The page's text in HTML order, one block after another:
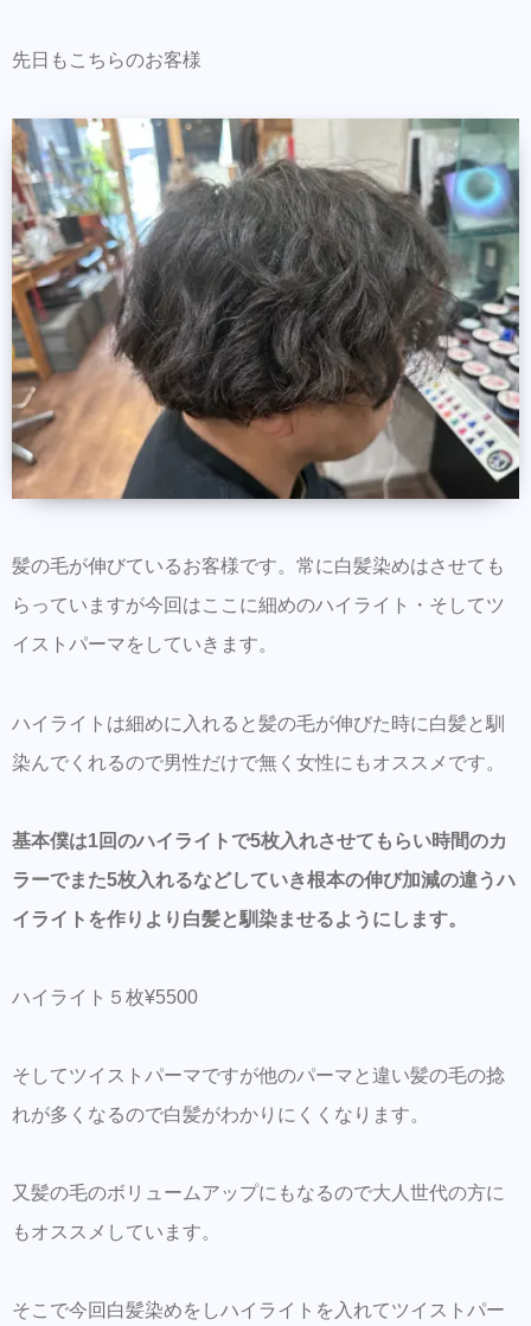
先日もこちらのお客様
髪の毛が伸びているお客様です。常に白髪染めはさせても
らっていますが今回はここに細めのハイライト・そしてツ
イストパーマをしていきます。
ハイライトは細めに入れると髪の毛が伸びた時に白髪と馴
染んでくれるので男性だけで無く女性にもオススメです。
基本僕は1回のハイライトで5枚入れさせてもらい時間のカ
ラーでまた5枚入れるなどしていき根本の伸び加減の違うハ
イライトを作りより白髪と馴染ませるようにします。
ハイライト５枚¥5500
そしてツイストパーマですが他のパーマと違い髪の毛の捻
れが多くなるので白髪がわかりにくくなります。
又髪の毛のボリュームアップにもなるので大人世代の方に
もオススメしています。
そこで今回白髪染めをしハイライトを入れてツイストパー